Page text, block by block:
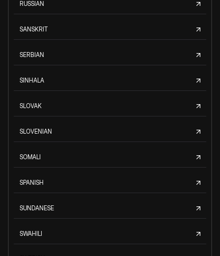
RUSSIAN
SANSKRIT
SERBIAN
SINHALA
SLOVAK
SLOVENIAN
SOMALI
SPANISH
SUNDANESE
SWAHILI